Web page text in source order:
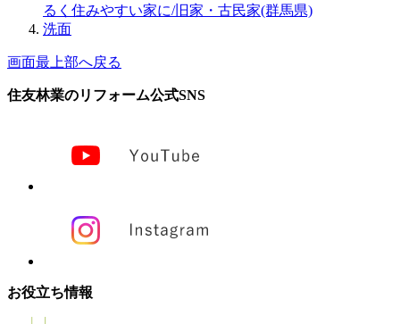
るく住みやすい家に/旧家・古民家(群馬県)
洗面
画面最上部へ戻る
住友林業のリフォーム公式SNS
お役立ち情報